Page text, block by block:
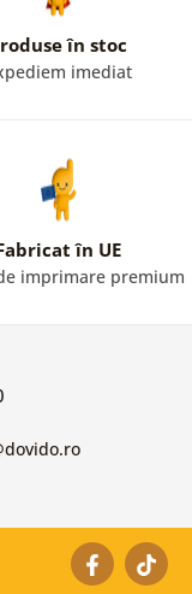
în stoc
imediat
în UE
imprimare premium